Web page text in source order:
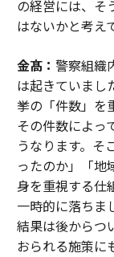
の経営には、そ
はないかと考え
金髙： 警察組織
は起きていまし
挙の「件数」を
その件数によっ
うなります。そ
ったのか」「地
身を重視する仕
一時的に落ちま
結果は後からつ
おられる施策に